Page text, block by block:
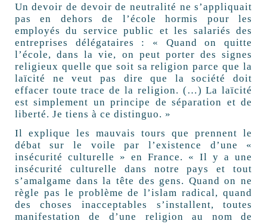
Un devoir de devoir de neutralité ne s’appliquait
pas en dehors de l’école hormis pour les
employés du service public et les salariés des
entreprises délégataires : « Quand on quitte
l’école, dans la vie, on peut porter des signes
religieux quelle que soit sa religion parce que la
laïcité ne veut pas dire que la société doit
effacer toute trace de la religion. (…) La laïcité
est simplement un principe de séparation et de
liberté. Je tiens à ce distinguo. »
Il explique les mauvais tours que prennent le
débat sur le voile par l’existence d’une «
insécurité culturelle » en France. « Il y a une
insécurité culturelle dans notre pays et tout
s’amalgame dans la tête des gens. Quand on ne
règle pas le problème de l’islam radical, quand
des choses inacceptables s’installent, toutes
manifestation de d’une religion au nom de